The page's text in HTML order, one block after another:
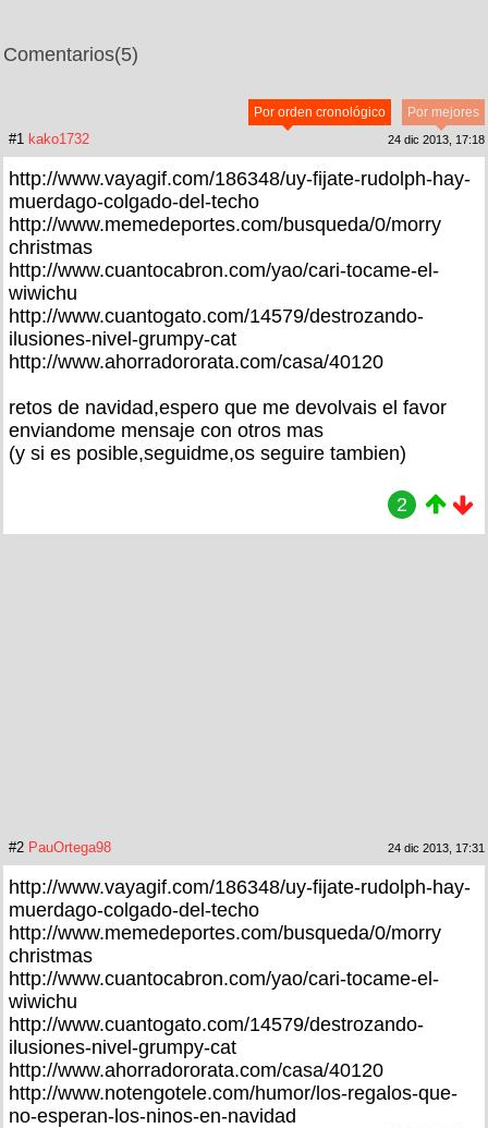
Comentarios(5)
Por mejores
Por orden cronológico
#1 kako1732 24 dic 2013, 17:18
http://www.vayagif.com/186348/uy-fijate-rudolph-hay-
muerdago-colgado-del-techo
http://www.memedeportes.com/busqueda/0/morry
christmas
http://www.cuantocabron.com/yao/cari-tocame-el-
wiwichu
http://www.cuantogato.com/14579/destrozando-
ilusiones-nivel-grumpy-cat
http://www.ahorradororata.com/casa/40120
retos de navidad,espero que me devolvais el favor
enviandome mensaje con otros mas
(y si es posible,seguidme,os seguire tambien)
2
#2 PauOrtega98 24 dic 2013, 17:31
http://www.vayagif.com/186348/uy-fijate-rudolph-hay-
muerdago-colgado-del-techo
http://www.memedeportes.com/busqueda/0/morry
christmas
http://www.cuantocabron.com/yao/cari-tocame-el-
wiwichu
http://www.cuantogato.com/14579/destrozando-
ilusiones-nivel-grumpy-cat
http://www.ahorradororata.com/casa/40120
http://www.notengotele.com/humor/los-regalos-que-
no-esperan-los-ninos-en-navidad